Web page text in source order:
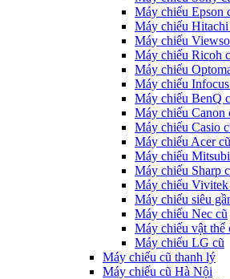
Máy chiếu Epson
Máy chiếu Hitachi
Máy chiếu
Máy chiếu Ricoh
Máy chiếu
Máy chiếu
Máy chiếu BenQ
Máy chiếu Canon
Máy chiếu Casio
Máy chiếu Acer cũ
Máy chiếu
Máy chiếu Sharp
Máy chiếu Vivitek
Máy chiếu siêu
Máy chiếu Nec cũ
Máy chiếu vật thể
Máy chiếu LG cũ
Máy chiếu cũ thanh lý
Máy chiếu cũ Hà Nội